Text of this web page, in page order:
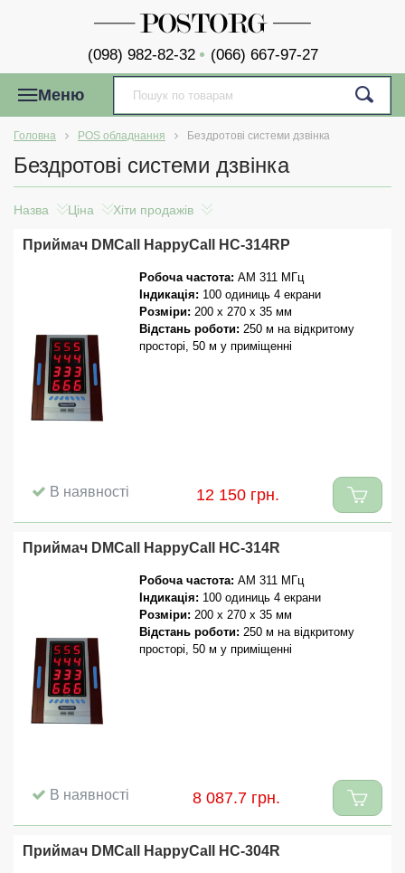
(098) 982-82-32 (066) 667-97-27
Меню
Головна POS обладнання Бездротові системи дзвінка
Бездротові системи дзвінка
Назва Ціна Хіти продажів
Приймач DMCall HappyCall HC-314RP
Робоча частота: AM 311 МГц
Індикація: 100 одиниць 4 екрани
Розміри: 200 x 270 x 35 мм
Відстань роботи: 250 м на відкритому
просторі, 50 м у приміщенні
В наявності 12 150 грн.
Приймач DMCall HappyCall HC-314R
Робоча частота: AM 311 МГц
Індикація: 100 одиниць 4 екрани
Розміри: 200 x 270 x 35 мм
Відстань роботи: 250 м на відкритому
просторі, 50 м у приміщенні
В наявності 8 087.7 грн.
Приймач DMCall HappyCall HC-304R